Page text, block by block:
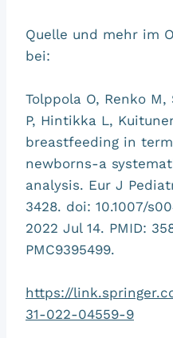
Quelle und mehr im
bei:
Tolppola O, Renko
P, Hintikka L,
breastfeeding in
newborns-a
analysis. Eur J
3428. doi: 10.1007/
2022 Jul 14. PMID:
PMC9395499.
https://
31-022-04559-9